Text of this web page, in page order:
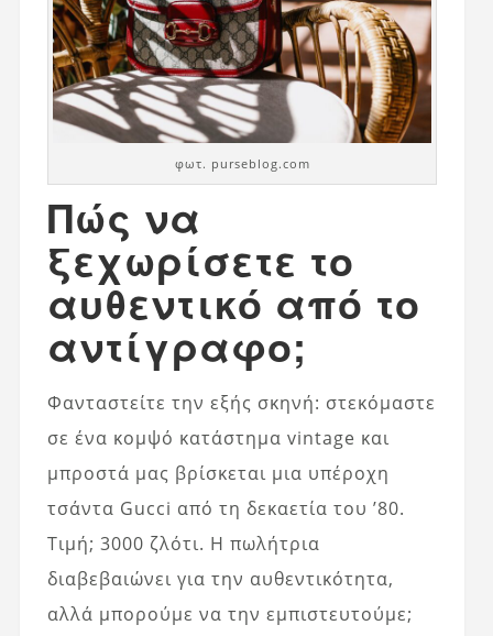
φωτ. purseblog.com
Πώς να
ξεχωρίσετε το
αυθεντικό από το
αντίγραφο;
Φανταστείτε την εξής σκηνή: στεκόμαστε
σε ένα κομψό κατάστημα vintage και
μπροστά μας βρίσκεται μια υπέροχη
τσάντα Gucci από τη δεκαετία του ’80.
Τιμή; 3000 ζλότι. Η πωλήτρια
διαβεβαιώνει για την αυθεντικότητα,
αλλά μπορούμε να την εμπιστευτούμε;